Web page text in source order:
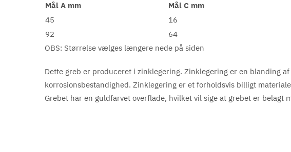
Mål A mm Mål C mm
45
16
92
64
OBS: Størrelse vælges længere nede på siden
Dette greb er produceret i zinklegering. Zinklegering er en blanding
korrosionsbestandighed. Zinklegering er et forholdsvis billigt
Grebet har en guldfarvet overflade, hvilket vil sige at grebet er belagt